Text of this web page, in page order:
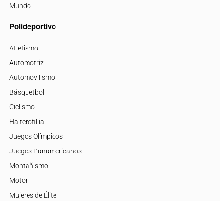
Mundo
Polideportivo
Atletismo
Automotriz
Automovilismo
Básquetbol
Ciclismo
Halterofillia
Juegos Olímpicos
Juegos Panamericanos
Montañismo
Motor
Mujeres de Élite